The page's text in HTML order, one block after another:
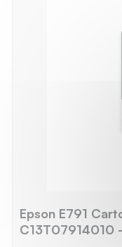
Epson E791
C13T07914010